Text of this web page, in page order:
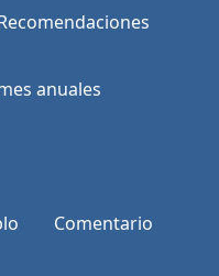
anuales
Comentario